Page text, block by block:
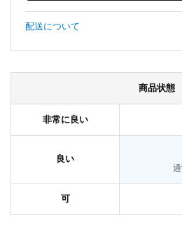
配送について
商品状態
非常に良い
良い
可